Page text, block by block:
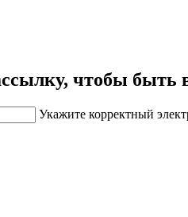
чтобы быть
Укажите корректный